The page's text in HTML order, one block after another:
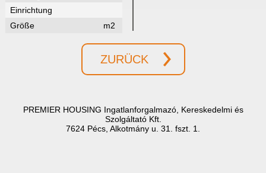
Einrichtung
Größe
m2
ZURÜCK
PREMIER HOUSING Ingatlanforgalmazó, Kereskedelmi és
Szolgáltató Kft.
7624 Pécs, Alkotmány u. 31. fszt. 1.